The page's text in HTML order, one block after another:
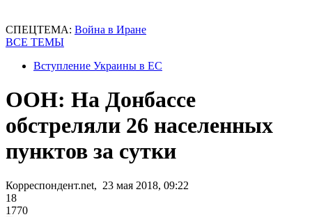
СПЕЦТЕМА: Война в Иране
ВСЕ ТЕМЫ
Вступление Украины в ЕС
ООН: На Донбассе
обстреляли 26 населенных
пунктов за сутки
Корреспондент.net, 23 мая 2018, 09:22
18
1770